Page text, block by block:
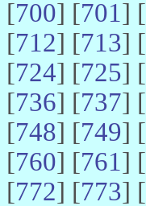
[700] [701] [
[712] [713] [
[724] [725] [
[736] [737] [
[748] [749] [
[760] [761] [
[772] [773] [